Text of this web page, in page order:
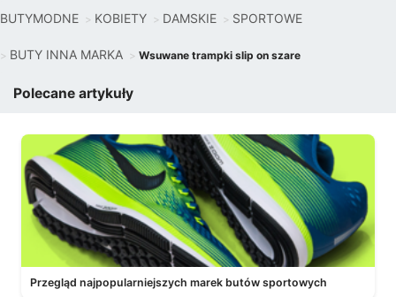
BUTYMODNE KOBIETY DAMSKIE SPORTOWE
BUTY INNA MARKA Wsuwane trampki slip on szare
Polecane artykuły
Przegląd najpopularniejszych marek butów sportowych